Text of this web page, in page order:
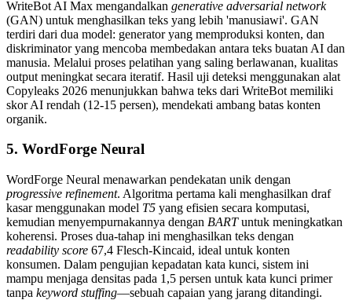
WriteBot AI Max mengandalkan generative adversarial network
(GAN) untuk menghasilkan teks yang lebih 'manusiawi'. GAN
terdiri dari dua model: generator yang memproduksi konten, dan
diskriminator yang mencoba membedakan antara teks buatan AI dan
manusia. Melalui proses pelatihan yang saling berlawanan, kualitas
output meningkat secara iteratif. Hasil uji deteksi menggunakan alat
Copyleaks 2026 menunjukkan bahwa teks dari WriteBot memiliki
skor AI rendah (12-15 persen), mendekati ambang batas konten
organik.
5. WordForge Neural
WordForge Neural menawarkan pendekatan unik dengan
progressive refinement. Algoritma pertama kali menghasilkan draf
kasar menggunakan model T5 yang efisien secara komputasi,
kemudian menyempurnakannya dengan BARTuntuk meningkatkan
koherensi. Proses dua-tahap ini menghasilkan teks dengan
readability score 67,4 Flesch-Kincaid, ideal untuk konten
konsumen. Dalam pengujian kepadatan kata kunci, sistem ini
mampu menjaga densitas pada 1,5 persen untuk kata kunci primer
tanpa keyword stuffing—sebuah capaian yang jarang ditandingi.